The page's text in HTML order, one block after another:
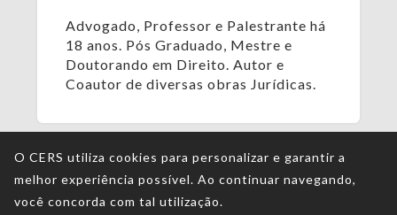
Advogado, Professor e Palestrante há
18 anos. Pós Graduado, Mestre e
Doutorando em Direito. Autor e
Coautor de diversas obras Jurídicas.
O CERS utiliza cookies para personalizar e garantir a
melhor experiência possível. Ao continuar navegando,
você concorda com tal utilização.